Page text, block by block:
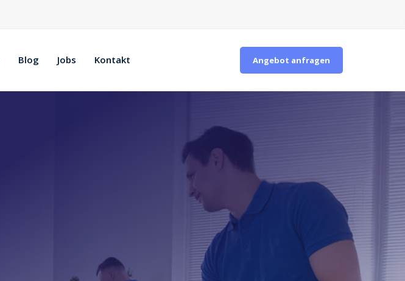
Angebot anfragen
Blog Jobs Kontakt